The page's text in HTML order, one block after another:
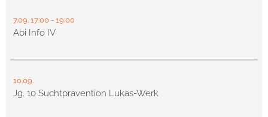
7.09. 17:00 - 19:00
Abi Info IV
10.09.
Jg. 10 Suchtprävention Lukas-Werk